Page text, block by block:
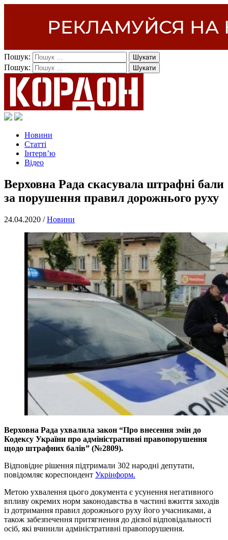
Пошук:
Пошук:
Новини
Статті
Інтерв’ю
Відео
Верховна Рада скасувала штрафні бали
за порушення правил дорожнього руху
24.04.2020 /Новини
Верховна Рада ухвалила закон “Про внесення змін до
Кодексу України про адміністративні правопорушення
щодо штрафних балів” (№2809).
Відповідне рішення підтримали 302 народні депутати,
повідомляє кореспондент Укрінформ.
Метою ухвалення цього документа є усунення негативного
впливу окремих норм законодавства в частині вжиття заходів
із дотримання правил дорожнього руху його учасниками, а
також забезпечення притягнення до дієвої відповідальності
осіб, які вчинили адміністративні правопорушення.